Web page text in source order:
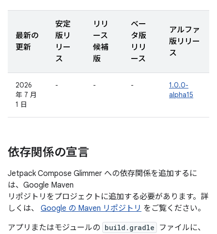
最新の
更新
安定
版リ
リー
ス
リリ
ース
候補
版
ベー
タ版
リリ
ース
アルファ
版リリー
ス
2026
年 7 月
1 日
- - -
1.0.0-
alpha15
依存関係の宣言
Jetpack Compose Glimmer への依存関係を追加するに
は、Google Maven
リポジトリをプロジェクトに追加する必要があります。詳
しくは、 Google の Maven リポジトリ をご覧ください。
アプリまたはモジュールの build.gradle
ファイルに、